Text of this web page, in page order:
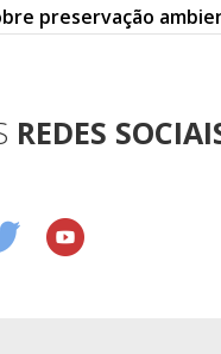
preservação
REDES